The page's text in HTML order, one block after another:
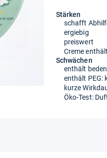
Stärken
schafft
ergiebig
preiswert
Creme
Schwächen
enthält
enthält PEG:
kurze
Öko-Test: